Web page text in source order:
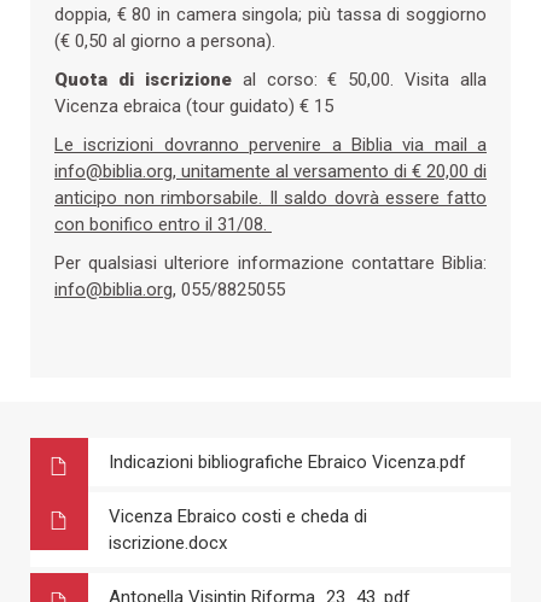
doppia, € 80 in camera singola; più tassa di soggiorno
(€ 0,50 al giorno a persona).
Quota di iscrizioneal corso: € 50,00. Visita alla
Vicenza ebraica (tour guidato) € 15
Le iscrizioni dovranno pervenire a Biblia via mail a
info@biblia.org, unitamente al versamento di € 20,00 di
anticipo non rimborsabile. Il saldo dovrà essere fatto
con bonifico entro il 31/08.
Per qualsiasi ulteriore informazione contattare Biblia:
info@biblia.org, 055/8825055
Indicazioni bibliografiche Ebraico Vicenza.pdf
Vicenza Ebraico costi e cheda di
iscrizione.docx
Antonella Visintin Riforma_23_43 .pdf